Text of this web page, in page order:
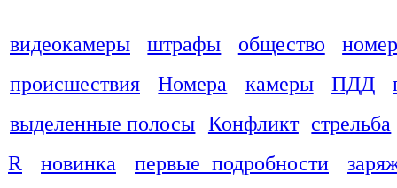
видеокамеры штрафы общество
происшествия
Номера камеры ПДД
выделенные полосы Конфликт стрельба
R
новинка первые подробности